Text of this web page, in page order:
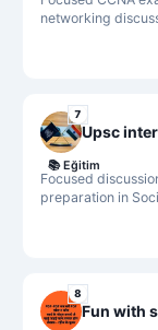
networking
7
Upsc
Focused
preparation in
📚 Eğitim
8
Fun with